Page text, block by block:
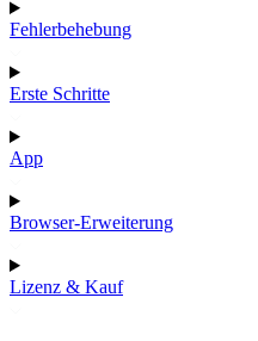
Fehlerbehebung
Erste Schritte
App
Browser-Erweiterung
Lizenz & Kauf